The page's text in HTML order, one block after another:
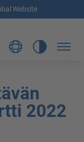
Website
2022